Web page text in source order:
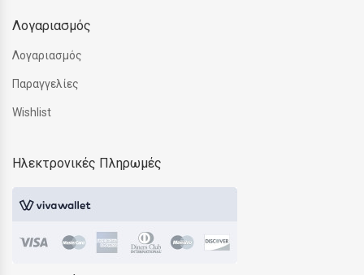
Λογαριασμός
Λογαριασμός
Παραγγελίες
Wishlist
Ηλεκτρονικές Πληρωμές